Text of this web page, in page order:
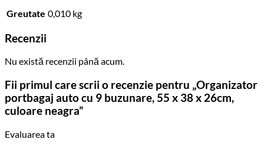
Greutate 0,010 kg
Recenzii
Nu există recenzii până acum.
Fii primul care scrii o recenzie pentru „Organizator
portbagaj auto cu 9 buzunare, 55 x 38 x 26cm,
culoare neagra”
Evaluarea ta